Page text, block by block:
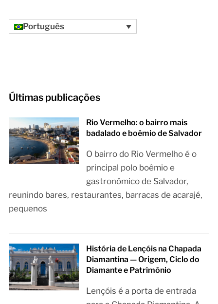
Português
Últimas publicações
Rio Vermelho: o bairro mais
badalado e boêmio de Salvador
O bairro do Rio Vermelho é o
principal polo boêmio e
gastronômico de Salvador,
reunindo bares, restaurantes, barracas de acarajé,
pequenos
História de Lençóis na Chapada
Diamantina — Origem, Ciclo do
Diamante e Patrimônio
Lençóis é a porta de entrada